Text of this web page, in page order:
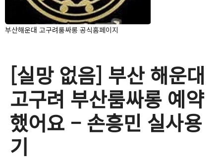
부산해운대 고구려룸싸롱 공식홈페이지
[실망 없음] 부산 해운대
고구려 부산룸싸롱 예약
했어요 – 손흥민 실사용
기